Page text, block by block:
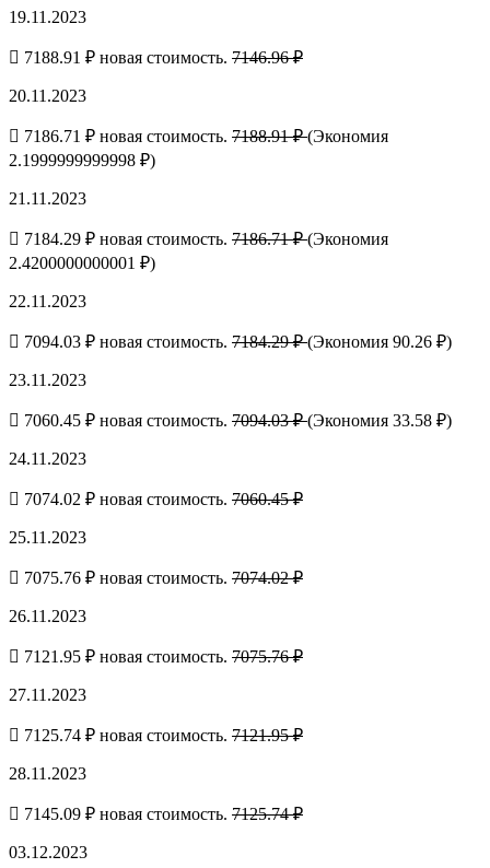
19.11.2023
7188.91 ₽ новая стоимость. 7146.96 ₽
20.11.2023
7186.71 ₽ новая стоимость. 7188.91 ₽(Экономия
2.1999999999998 ₽)
21.11.2023
7184.29 ₽ новая стоимость. 7186.71 ₽(Экономия
2.4200000000001 ₽)
22.11.2023
7094.03 ₽ новая стоимость. 7184.29 ₽(Экономия 90.26 ₽)
23.11.2023
7060.45 ₽ новая стоимость. 7094.03 ₽(Экономия 33.58 ₽)
24.11.2023
7074.02 ₽ новая стоимость. 7060.45 ₽
25.11.2023
7075.76 ₽ новая стоимость. 7074.02 ₽
26.11.2023
7121.95 ₽ новая стоимость. 7075.76 ₽
27.11.2023
7125.74 ₽ новая стоимость. 7121.95 ₽
28.11.2023
7145.09 ₽ новая стоимость. 7125.74 ₽
03.12.2023